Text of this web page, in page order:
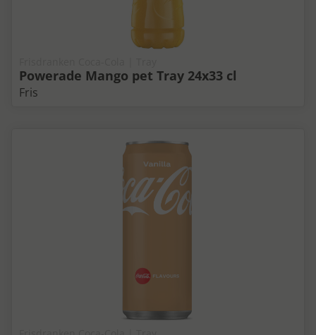
Powerade Mango pet Tray 24x33 cl
Fris